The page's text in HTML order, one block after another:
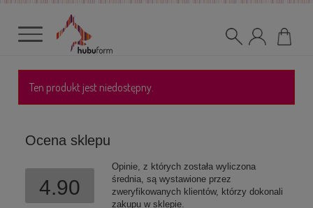
Ten produkt jest niedostępny.
Ocena sklepu
4.90
Opinie, z których została wyliczona
średnia, są wystawione przez
zweryfikowanych klientów, którzy dokonali
zakupu w sklepie.